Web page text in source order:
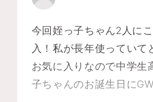
今回姪っ子ちゃん2人に
入！私が長年使っていて
お気に入りなので中学生
子ちゃんのお誕生日に